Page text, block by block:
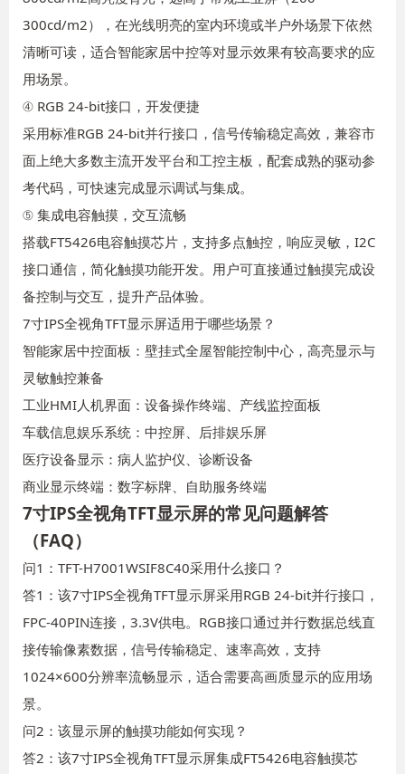
300cd/m2），在光线明亮的室内环境或半户外场景下依然
清晰可读，适合智能家居中控等对显示效果有较高要求的应
用场景。
④ RGB 24-bit接口，开发便捷
采用标准RGB 24-bit并行接口，信号传输稳定高效，兼容市
面上绝大多数主流开发平台和工控主板，配套成熟的驱动参
考代码，可快速完成显示调试与集成。
⑤ 集成电容触摸，交互流畅
搭载FT5426电容触摸芯片，支持多点触控，响应灵敏，I2C
接口通信，简化触摸功能开发。用户可直接通过触摸完成设
备控制与交互，提升产品体验。
7寸IPS全视角TFT显示屏适用于哪些场景？
智能家居中控面板：壁挂式全屋智能控制中心，高亮显示与
灵敏触控兼备
工业HMI人机界面：设备操作终端、产线监控面板
车载信息娱乐系统：中控屏、后排娱乐屏
医疗设备显示：病人监护仪、诊断设备
商业显示终端：数字标牌、自助服务终端
7寸IPS全视角TFT显示屏的常见问题解答
（FAQ）
问1：TFT-H7001WSIF8C40采用什么接口？
答1：该7寸IPS全视角TFT显示屏采用RGB 24-bit并行接口，
FPC-40PIN连接，3.3V供电。RGB接口通过并行数据总线直
接传输像素数据，信号传输稳定、速率高效，支持
1024×600分辨率流畅显示，适合需要高画质显示的应用场
景。
问2：该显示屏的触摸功能如何实现？
答2：该7寸IPS全视角TFT显示屏集成FT5426电容触摸芯